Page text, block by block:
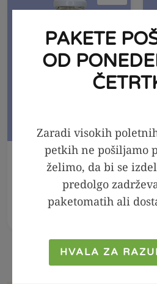
Meta - melisa sirup,
250ml
2,99
PAKETE
OD
Zaradi visokih
petkih ne pošiljamo
želimo, da bi se
predolgo
paketomatih ali
HVALA ZA